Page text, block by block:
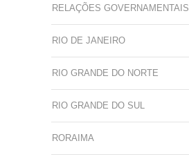
RELAÇÕES GOVERNAMENTAIS
RIO DE JANEIRO
RIO GRANDE DO NORTE
RIO GRANDE DO SUL
RORAIMA